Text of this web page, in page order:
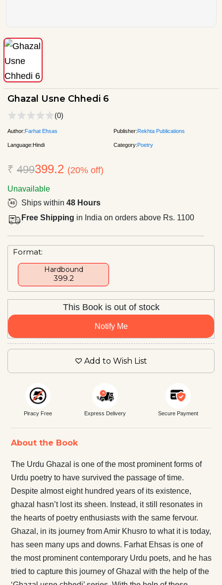
Ghazal Usne Chhedi 6
(0)
Author:Farhat Ehsas Publisher:Rekhta Publications
Language:Hindi Category:Poetry
₹ 499399.2 (20% off)
Unavailable
Ships within 48 Hours
Free Shipping in India on orders above Rs. 1100
Format:
Hardbound
₹399.2
This Book is out of stock
Notify Me
Add to Wish List
Piracy Free Express Delivery Secure Payment
About the Book
The Urdu Ghazal is one of the most prominent forms of
Urdu poetry to have survived the passage of time.
Despite almost eight hundred years of its existence,
ghazal hasn’t lost its sheen. Instead, it still resonates in
the hearts of poetry enthusiasts with the same fervour.
Ghazal, in its journey from Amir Khusro to what it is today,
has seen many ups and downs. Farhat Ehsas is one of
the most prominent contemporary Urdu poets, and he has
tried to capture this journey of Ghazal with the help of the